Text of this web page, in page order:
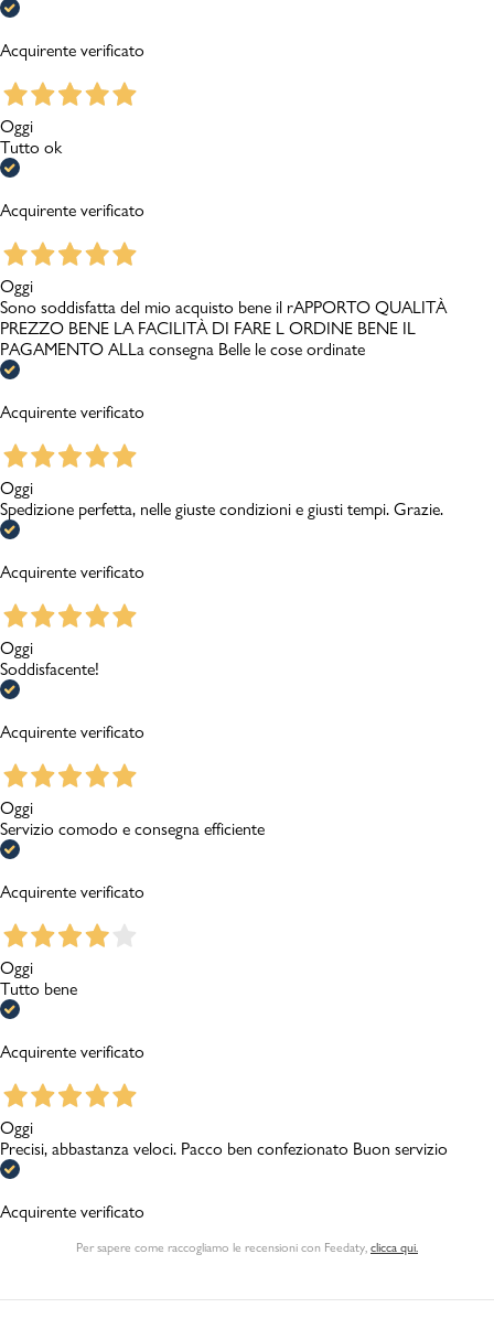
Acquirente verificato
Oggi
Tutto ok
Acquirente verificato
Oggi
Sono soddisfatta del mio acquisto bene il rAPPORTO QUALITÀ
PREZZO BENE LA FACILITÀ DI FARE L ORDINE BENE IL
PAGAMENTO ALLa consegna Belle le cose ordinate
Acquirente verificato
Oggi
Spedizione perfetta, nelle giuste condizioni e giusti tempi. Grazie.
Acquirente verificato
Oggi
Soddisfacente!
Acquirente verificato
Oggi
Servizio comodo e consegna efficiente
Acquirente verificato
Oggi
Tutto bene
Acquirente verificato
Oggi
Precisi, abbastanza veloci. Pacco ben confezionato Buon servizio
Acquirente verificato
Per sapere come raccogliamo le recensioni con Feedaty, clicca qui.